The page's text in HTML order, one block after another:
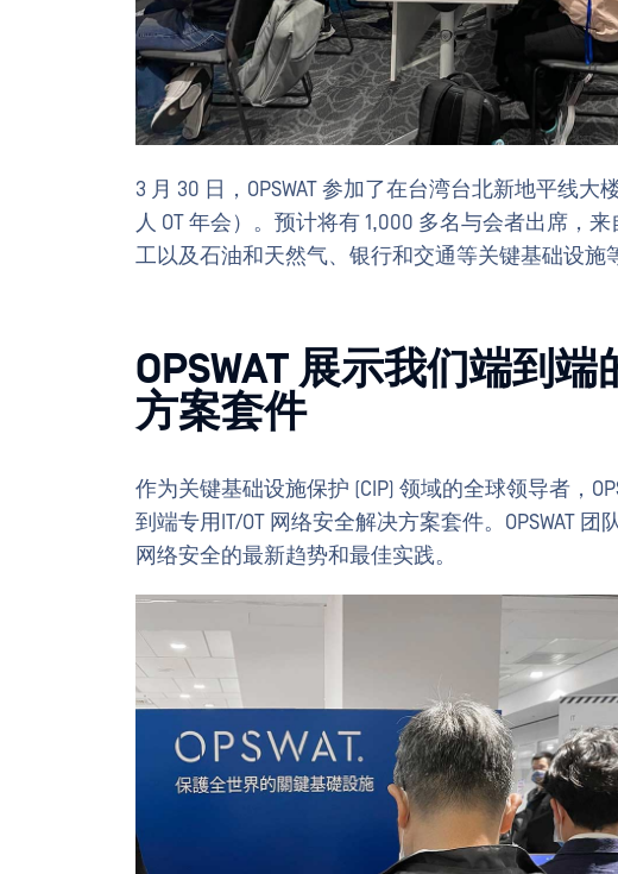
3 月 30 日，OPSWAT 参加了在台湾台北新地平线
人 OT 年会）。预计将有 1,000 多名与会者出席，
工以及石油和天然气、银行和交通等关键基础设施
OPSWAT 展示我们端到
方案套件
作为关键基础设施保护 (CIP) 领域的全球领导者，
到端专用IT/OT 网络安全解决方案套件。OPSWAT
网络安全的最新趋势和最佳实践。